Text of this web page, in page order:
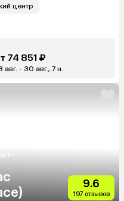
центр
74 851 ₽
авг. - 30 авг., 7 н.
9.6
197 отзывов